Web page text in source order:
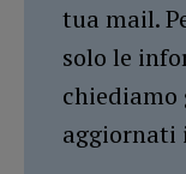
tua mail.
solo le
aggiornati